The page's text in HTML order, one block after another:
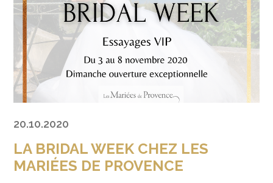
20.10.2020
LA BRIDAL WEEK CHEZ LES
MARIÉES DE PROVENCE